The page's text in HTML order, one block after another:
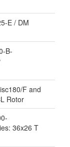
E / DM
B-
F and
Rotor
36x26 T